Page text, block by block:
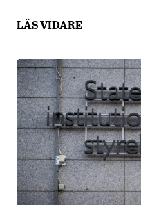
LÄS VIDARE